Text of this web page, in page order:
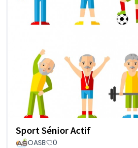
Sport Sénior Actif
OASB
0